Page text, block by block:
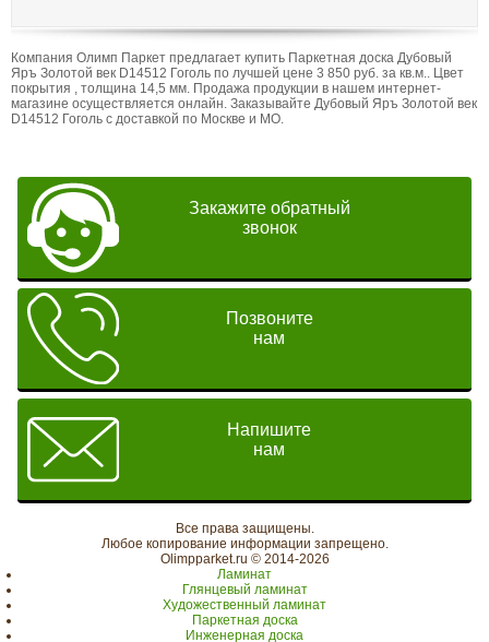
Компания Олимп Паркет предлагает купить Паркетная доска Дубовый
Яръ Золотой век D14512 Гоголь по лучшей цене 3 850 руб. за кв.м.. Цвет
покрытия , толщина 14,5 мм. Продажа продукции в нашем интернет-
магазине осуществляется онлайн. Заказывайте Дубовый Яръ Золотой век
D14512 Гоголь с доставкой по Москве и МО.
Закажите обратный
звонок
Позвоните
нам
Напишите
нам
Все права защищены.
Любое копирование информации запрещено.
Olimpparket.ru © 2014-2026
Ламинат
Глянцевый ламинат
Художественный ламинат
Паркетная доска
Инженерная доска